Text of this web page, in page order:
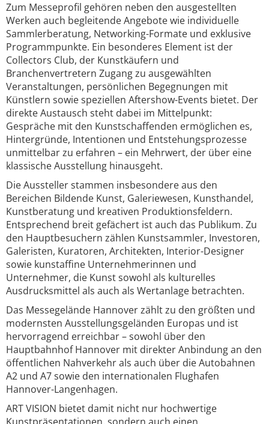
Zum Messeprofil gehören neben den ausgestellten
Werken auch begleitende Angebote wie individuelle
Sammlerberatung, Networking-Formate und exklusive
Programmpunkte. Ein besonderes Element ist der
Collectors Club, der Kunstkäufern und
Branchenvertretern Zugang zu ausgewählten
Veranstaltungen, persönlichen Begegnungen mit
Künstlern sowie speziellen Aftershow-Events bietet. Der
direkte Austausch steht dabei im Mittelpunkt:
Gespräche mit den Kunstschaffenden ermöglichen es,
Hintergründe, Intentionen und Entstehungsprozesse
unmittelbar zu erfahren – ein Mehrwert, der über eine
klassische Ausstellung hinausgeht.
Die Aussteller stammen insbesondere aus den
Bereichen Bildende Kunst, Galeriewesen, Kunsthandel,
Kunstberatung und kreativen Produktionsfeldern.
Entsprechend breit gefächert ist auch das Publikum. Zu
den Hauptbesuchern zählen Kunstsammler, Investoren,
Galeristen, Kuratoren, Architekten, Interior-Designer
sowie kunstaffine Unternehmerinnen und
Unternehmer, die Kunst sowohl als kulturelles
Ausdrucksmittel als auch als Wertanlage betrachten.
Das Messegelände Hannover zählt zu den größten und
modernsten Ausstellungsgeländen Europas und ist
hervorragend erreichbar – sowohl über den
Hauptbahnhof Hannover mit direkter Anbindung an den
öffentlichen Nahverkehr als auch über die Autobahnen
A2 und A7 sowie den internationalen Flughafen
Hannover-Langenhagen.
ART VISION bietet damit nicht nur hochwertige